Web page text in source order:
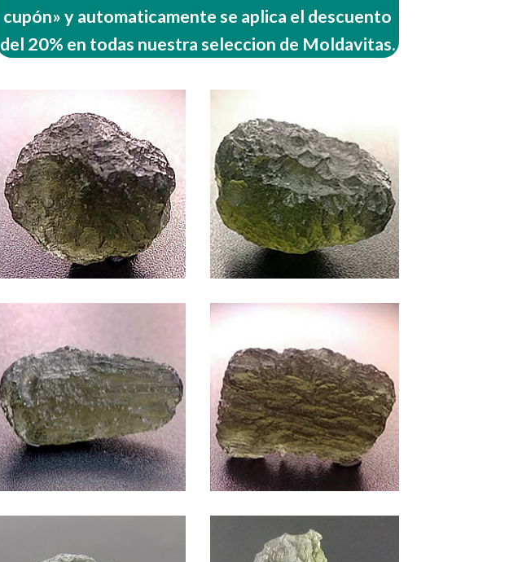
cupón» y automaticamente se aplica el descuento
del 20% en todas nuestra seleccion de Moldavitas.